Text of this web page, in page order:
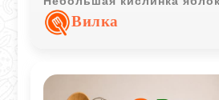
ярче, а простая заправка
естественный вкус овощей.
Вилка